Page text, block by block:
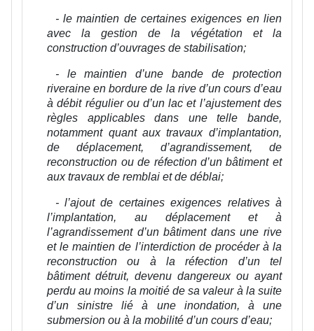
- le maintien de certaines exigences en lien
avec la gestion de la végétation et la
construction d’ouvrages de stabilisation;
- le maintien d’une bande de protection
riveraine en bordure de la rive d’un cours d’eau
à débit régulier ou d’un lac et l’ajustement des
règles applicables dans une telle bande,
notamment quant aux travaux d’implantation,
de déplacement, d’agrandissement, de
reconstruction ou de réfection d’un bâtiment et
aux travaux de remblai et de déblai;
- l’ajout de certaines exigences relatives à
l’implantation, au déplacement et à
l’agrandissement d’un bâtiment dans une rive
et le maintien de l’interdiction de procéder à la
reconstruction ou à la réfection d’un tel
bâtiment détruit, devenu dangereux ou ayant
perdu au moins la moitié de sa valeur à la suite
d’un sinistre lié à une inondation, à une
submersion ou à la mobilité d’un cours d’eau;